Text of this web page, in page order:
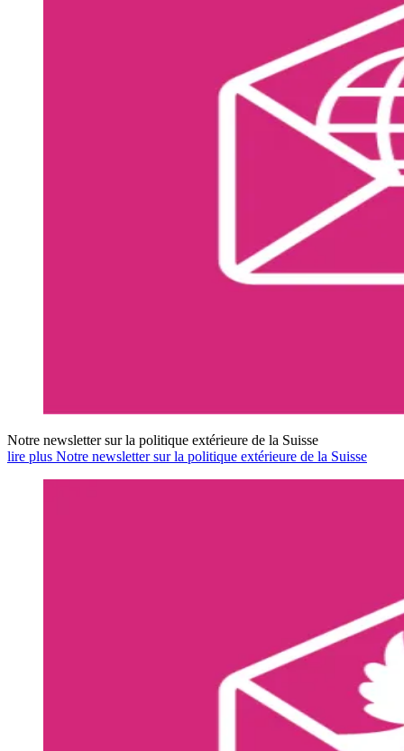
Notre newsletter sur la politique extérieure de la Suisse
lire plus Notre newsletter sur la politique extérieure de la Suisse